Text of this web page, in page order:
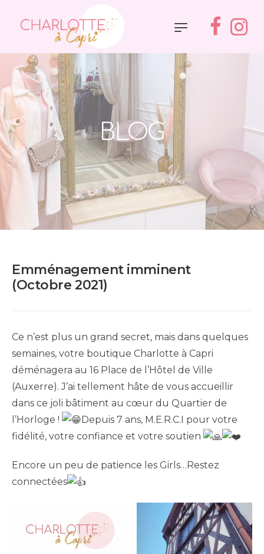
BLOG
Accueil»Blog Emménagement imminent (Octobre 2021)
Emménagement imminent
(Octobre 2021)
Ce n’est plus un grand secret, mais dans quelques
semaines, votre boutique Charlotte à Capri
déménagera au 16 Place de l’Hôtel de Ville
(Auxerre). J’ai tellement hâte de vous accueillir
dans ce joli bâtiment au cœur du Quartier de
l’Horloge !
Depuis 7 ans, M.E.R.C.I pour votre
fidélité, votre confiance et votre soutien
Encore un peu de patience les Girls…Restez
connectées